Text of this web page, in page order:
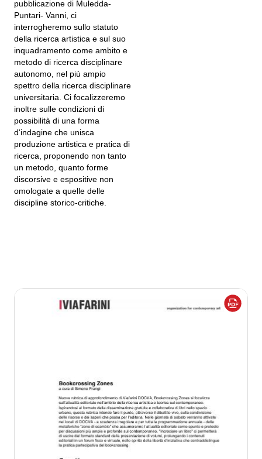
pubblicazione di Muledda-
Puntari- Vanni, ci
interrogheremo sullo statuto
della ricerca artistica e sul suo
inquadramento come ambito e
metodo di ricerca disciplinare
autonomo, nel più ampio
spettro della ricerca disciplinare
universitaria. Ci focalizzeremo
inoltre sulle condizioni di
possibilità di una forma
d‘indagine che unisca
produzione artistica e pratica di
ricerca, proponendo non tanto
un metodo, quanto forme
discorsive e espositive non
omologate a quelle delle
discipline storico-critiche.